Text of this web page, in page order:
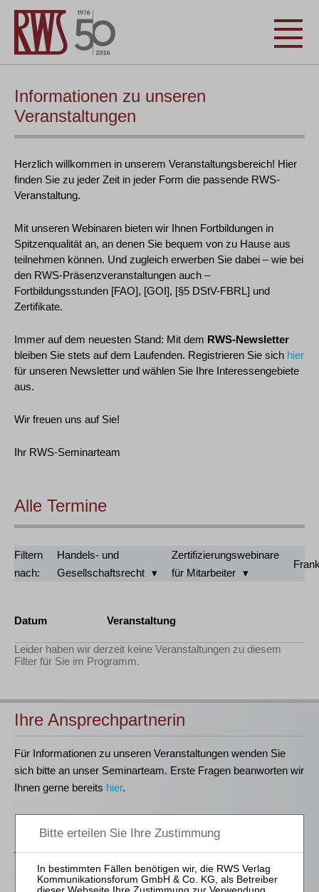
Informationen zu unseren
Veranstaltungen
Herzlich willkommen in unserem Veranstaltungsbereich! Hier
finden Sie zu jeder Zeit in jeder Form die passende RWS-
Veranstaltung.
Mit unseren Webinaren bieten wir Ihnen Fortbildungen in
Spitzenqualität an, an denen Sie bequem von zu Hause aus
teilnehmen können. Und zugleich erwerben Sie dabei – wie bei
den RWS-Präsenzveranstaltungen auch –
Fortbildungsstunden [FAO], [GOI], [§5 DStV-FBRL] und
Zertifikate.
Immer auf dem neuesten Stand: Mit dem RWS-Newsletter
bleiben Sie stets auf dem Laufenden. Registrieren Sie sich hier
für unseren Newsletter und wählen Sie Ihre Interessengebiete
aus.
Wir freuen uns auf Sie!
Ihr RWS-Seminarteam
Alle Termine
Filtern
nach:
Handels- und
Gesellschaftsrecht
Zertifizierungswebinare
für Mitarbeiter
Datum Veranstaltung
Leider haben wir derzeit keine Veranstaltungen zu diesem
Filter für Sie im Programm.
Ihre Ansprechpartnerin
Für Informationen zu unseren Veranstaltungen wenden Sie
sich bitte an unser Seminarteam. Erste Fragen beanworten wir
Ihnen gerne bereits hier.
Seminarorganisation
T(0221)-400 88-15
seminar@rws-verlag.de